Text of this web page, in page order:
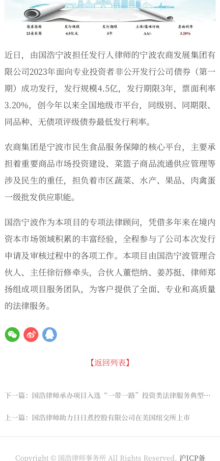
近日，由国浩宁波担任发行人律师的宁波农商发展集团有
限公司2023年面向专业投资者非公开发行公司债券（第一
期）成功发行，发行规模4.5亿，发行期限3年，票面利率
3.20%，创今年以来全国地级市平台，同级别、同期限、
同品种、无债项评级债券最低发行利率。
农商集团是宁波市民生食品服务保障的核心平台，主要承
担着重要商品市场投资建设、菜篮子商品流通供应管理等
涉及民生的重任，担负着市区蔬菜、水产、果品、肉禽蛋
一级批发供应职能。
国浩宁波作为本项目的专项法律顾问，凭借多年来在境内
资本市场领域积累的丰富经验，全程参与了公司本次发行
申请及审核过程中的各项工作。本项目由国浩宁波管理合
伙人、主任徐衍修牵头，合伙人董恺纳、姜苏挺、律师郑
扬组成项目服务团队，为客户提供了全面、专业和高质量
的法律服务。
【返回列表】
下一篇：国浩律师承办项目入选“一带一路”投资类法律服务典型案例
上一篇：国浩律师助力日日煮控股有限公司在美国纽交所上市
Copyright © 国浩律师事务所 All Rights Reserved. 沪ICP备